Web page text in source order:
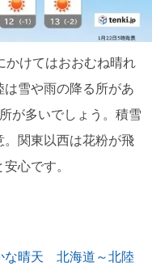
かけてはおおむね晴れ
雪や雨の降る所があ
が多いでしょう。積雪
関東以西は花粉が飛
心です。
な晴天 北海道～北陸